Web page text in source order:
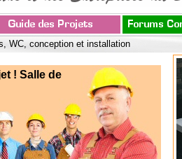
WC, conception et installation
! Salle de